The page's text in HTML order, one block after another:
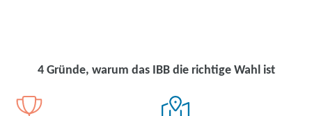
4 Gründe, warum das IBB die richtige Wahl ist